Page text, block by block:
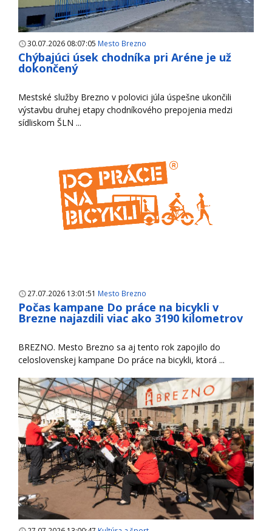
30.07.2026 08:07:05 Mesto Brezno
Chýbajúci úsek chodníka pri Aréne je už
dokončený
Mestské služby Brezno v polovici júla úspešne ukončili
výstavbu druhej etapy chodníkového prepojenia medzi
sídliskom ŠLN ...
27.07.2026 13:01:51 Mesto Brezno
Počas kampane Do práce na bicykli v
Brezne najazdili viac ako 3190 kilometrov
BREZNO. Mesto Brezno sa aj tento rok zapojilo do
celoslovenskej kampane Do práce na bicykli, ktorá ...